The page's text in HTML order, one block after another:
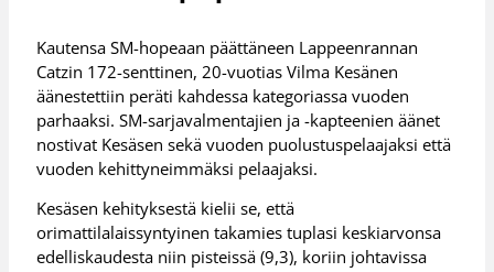
Kautensa SM-hopeaan päättäneen Lappeenrannan
Catzin 172-senttinen, 20-vuotias Vilma Kesänen
äänestettiin peräti kahdessa kategoriassa vuoden
parhaaksi. SM-sarjavalmentajien ja -kapteenien äänet
nostivat Kesäsen sekä vuoden puolustuspelaajaksi että
vuoden kehittyneimmäksi pelaajaksi.
Kesäsen kehityksestä kielii se, että
orimattilalaissyntyinen takamies tuplasi keskiarvonsa
edelliskaudesta niin pisteissä (9,3), koriin johtavissa